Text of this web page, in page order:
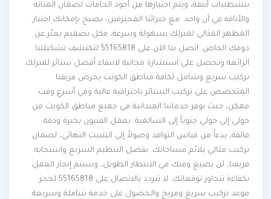
بتشطيبات أنيقة، ويتم اختيارها من أجود الخامات لضمان المتانة
والأناقة في آن واحد. مع خبرائنا المحترفين، يصبح بإمكانك اختيار
المظهر المثالي لمنزلك بسهولة وسرعة، فكل تصميم يعبّر عن
ذوقك الخاص. اتصل بنا الآن على 55165818 لتكتشف تشكيلتنا
الرائعة وتحصل على استشارة مجانية لانتقاء أفضل ستائر لمنزلك.
تركيب سريع وشامل لكافة مناطق الكويت يحرص فريقنا
المتخصص على تركيب الستائر باحترافية عالية وفي أسرع وقت
ممكن، حيث نوفر خدماتنا الميدانية في جميع مناطق الكويت من
حولي إلى حولي جنوباً إلى السالمية. يعمل الفنيون بخبرة ودقة
فائقة، بدءاً من قياس النوافذ وصولاً إلى التثبيت النهائي، لضمان
تركيب مثالي يلائم مساحاتك. بفضل التنظيم السريع واستجابة
فريقنا، لن يضيع وقتك في الانتظار الطويل، وسيتم إنجاز العمل
بكفاءة تتجاوز توقعاتك. لا تتردد بالاتصال على 55165818 لحجز
موعد تركيب سريع ومريح والحصول على خدمة شاملة وسريعة.